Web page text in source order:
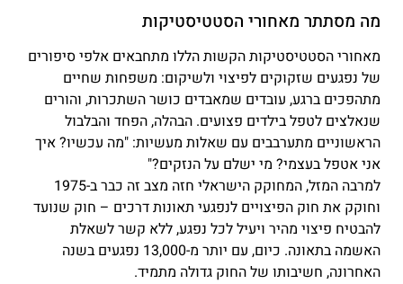
מה מסתתר מאחורי הסטטיסטיקות
מאחורי הסטטיסטיקות הקשות הללו מתחבאים אלפי סיפורים
של נפגעים שזקוקים לפיצוי ולשיקום: משפחות שחיים
מתהפכים ברגע, עובדים שמאבדים כושר השתכרות, והורים
שנאלצים לטפל בילדים פצועים. הבהלה, הפחד והבלבול
הראשוניים מתערבבים עם שאלות מעשיות: "מה עכשיו? איך
אני אטפל בעצמי? מי ישלם על הנזקים?"
למרבה המזל, המחוקק הישראלי חזה מצב זה כבר ב-1975
וחוקק את חוק הפיצויים לנפגעי תאונות דרכים – חוק שנועד
להבטיח פיצוי מהיר ויעיל לכל נפגע, ללא קשר לשאלת
האשמה בתאונה. כיום, עם יותר מ-13,000 נפגעים בשנה
האחרונה, חשיבותו של החוק גדולה מתמיד.